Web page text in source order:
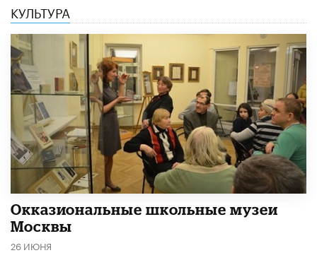
КУЛЬТУРА
​Окказиональные школьные музеи
Москвы
26 ИЮНЯ